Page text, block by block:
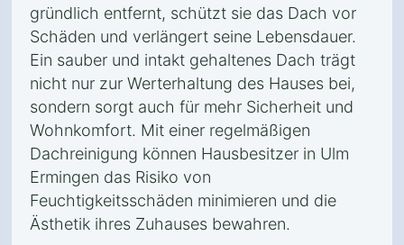
gründlich entfernt, schützt sie das Dach vor
Schäden und verlängert seine Lebensdauer.
Ein sauber und intakt gehaltenes Dach trägt
nicht nur zur Werterhaltung des Hauses bei,
sondern sorgt auch für mehr Sicherheit und
Wohnkomfort. Mit einer regelmäßigen
Dachreinigung können Hausbesitzer in Ulm
Ermingen das Risiko von
Feuchtigkeitsschäden minimieren und die
Ästhetik ihres Zuhauses bewahren.